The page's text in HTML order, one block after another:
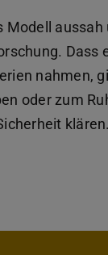
Modell
Dass
nahmen,
oder zum
klären.